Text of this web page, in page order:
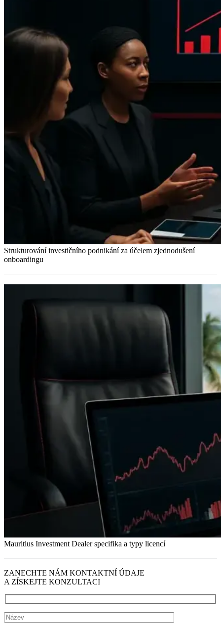
Strukturování investičního podnikání za účelem zjednodušení
onboardingu
Mauritius Investment Dealer specifika a typy licencí
ZANECHTE NÁM KONTAKTNÍ ÚDAJE
A ZÍSKEJTE KONZULTACI